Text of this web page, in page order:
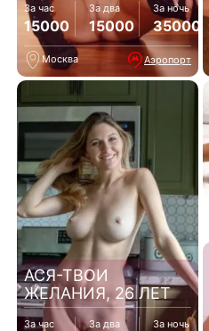
За час
15000
За два
15000
За ночь
35000
Москва Аэропорт
АСЯ-ТВОИ
ЖЕЛАНИЯ, 26 ЛЕТ
За час За два За ночь